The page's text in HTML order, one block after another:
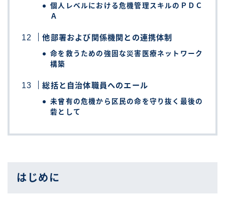
個人レベルにおける危機管理スキルのＰＤＣ
Ａ
他部署および関係機関との連携体制
命を救うための強固な災害医療ネットワーク
構築
総括と自治体職員へのエール
未曾有の危機から区民の命を守り抜く最後の
砦として
はじめに